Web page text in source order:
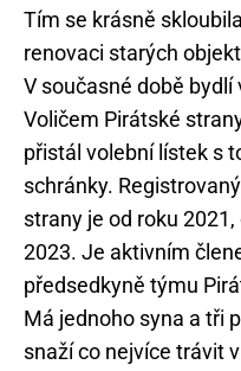
Tím se krásně
renovaci starých
V současné době
Voličem Pirátské
přistál volební lístek s
schránky.
strany je od roku
2023. Je aktivním
předsedkyně týmu
Má jednoho syna a tři
snaží co nejvíce trávit